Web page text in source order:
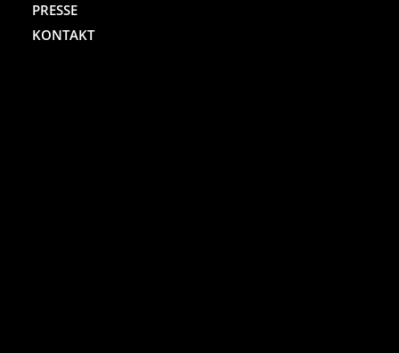
PRESSE
KONTAKT